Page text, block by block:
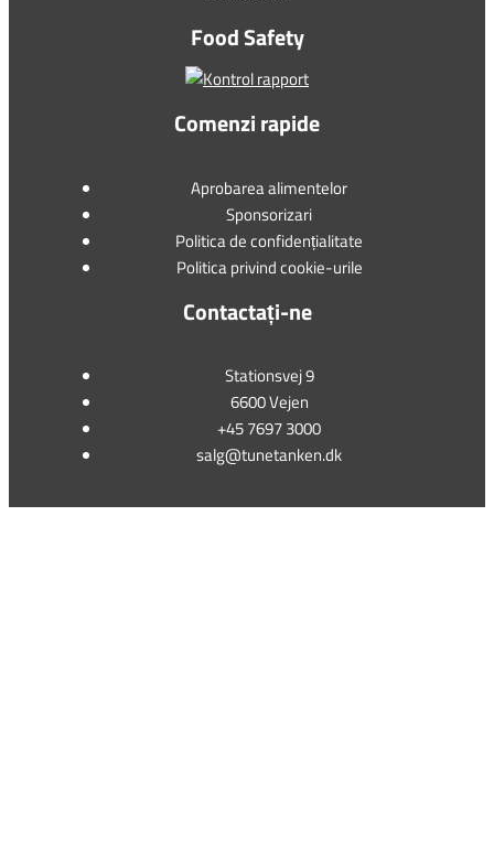
Food Safety
Comenzi rapide
Aprobarea alimentelor
Sponsorizari
Politica de confidențialitate
Politica privind cookie-urile
Contactați-ne
Stationsvej 9
6600 Vejen
+45 7697 3000
salg@tunetanken.dk